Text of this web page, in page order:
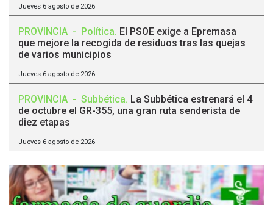
Jueves 6 agosto de 2026
PROVINCIA - Política. El PSOE exige a Epremasa
que mejore la recogida de residuos tras las quejas
de varios municipios
Jueves 6 agosto de 2026
PROVINCIA - Subbética. La Subbética estrenará el 4
de octubre el GR-355, una gran ruta senderista de
diez etapas
Jueves 6 agosto de 2026